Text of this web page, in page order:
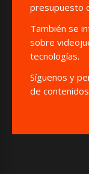
presupuesto
También se
sobre
tecnologías.
Síguenos y
de